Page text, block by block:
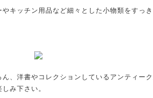
キッチン用品など細々とした小物類をすっ
、洋書やコレクションしているアンティー
み下さい。